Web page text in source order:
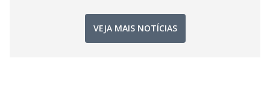
VEJA MAIS NOTÍCIAS